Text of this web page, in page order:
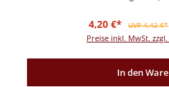
Verkaufspreis:
4,20 €* Regulärer
UVP 4,42 €*
Preise inkl. MwSt.
In den